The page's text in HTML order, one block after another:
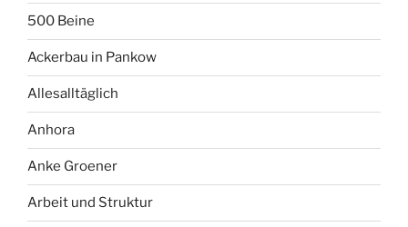
500 Beine
Ackerbau in Pankow
Allesalltäglich
Anhora
Anke Groener
Arbeit und Struktur